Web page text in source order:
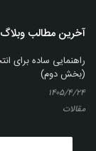
آخرین مطالب وبلاگ
راهنمایی ساده برای
(بخش دوم)
۱۴۰۵/۴/۲۴
مقالات